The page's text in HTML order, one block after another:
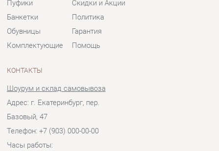
Базовый, 47
Телефон: +7 (903) 000-00-00
Отправить сообщение
© 2009-2026 Мягкая мебель Екатеринбург